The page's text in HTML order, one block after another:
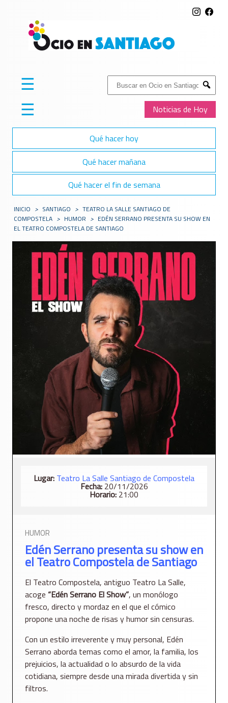
Buscar:
Submit
Noticias de Hoy
☰
☰
Qué hacer hoy
Qué hacer mañana
Qué hacer el fin de semana
INICIO > SANTIAGO > ​TEATRO LA SALLE SANTIAGO DE
COMPOSTELA > HUMOR > EDÉN SERRANO PRESENTA SU SHOW EN
EL TEATRO COMPOSTELA DE SANTIAGO
Lugar: ​Teatro La Salle Santiago de Compostela
Fecha:20/11/2026
Horario: 21:00
HUMOR
Edén Serrano presenta su show en
el Teatro Compostela de Santiago
El Teatro Compostela, antiguo Teatro La Salle,
acoge “Edén Serrano El Show”, un monólogo
fresco, directo y mordaz en el que el cómico
propone una noche de risas y humor sin censuras.
Con un estilo irreverente y muy personal, Edén
Serrano aborda temas como el amor, la familia, los
prejuicios, la actualidad o lo absurdo de la vida
cotidiana, siempre desde una mirada divertida y sin
filtros.